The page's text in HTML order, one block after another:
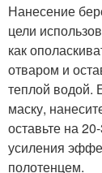
Нанесение
цели
как
отваром и
теплой водой.
маску,
оставьте на
усиления
полотенцем.